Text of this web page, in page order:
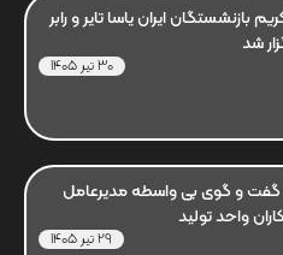
بازنشستگان ایران یاسا تایر و رابر
30 تیر 1405
و گوی بی واسطه مدیرعامل
واحد تولید
29 تیر 1405